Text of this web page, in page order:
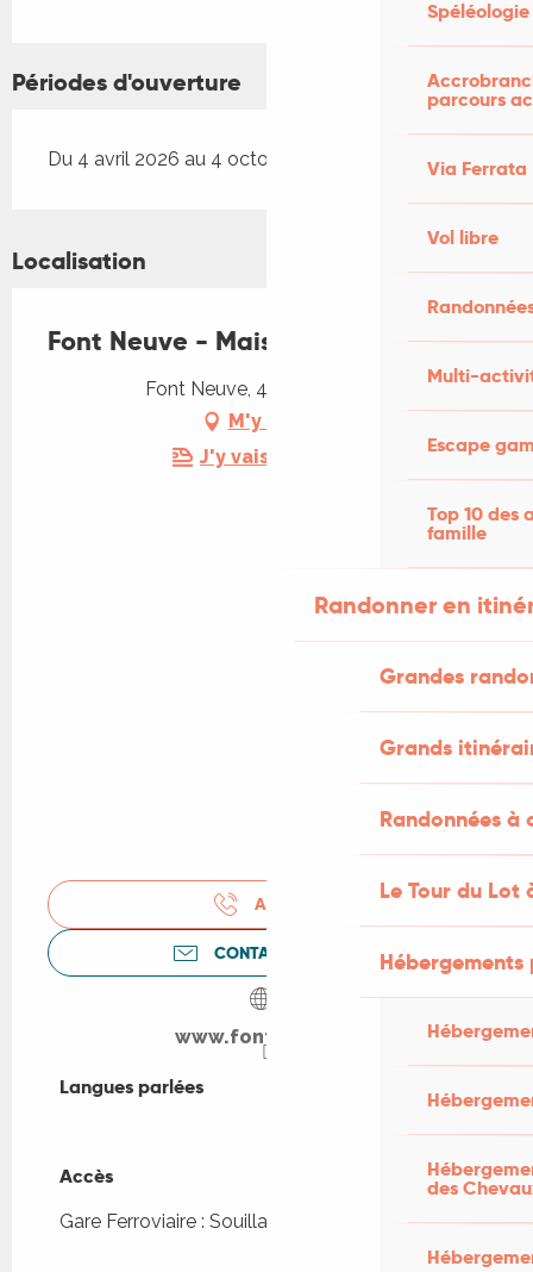
Spéléologie
parcours
Via Ferrata
Vol libre
Multi-
Escape
Top 10 des
famille
Randonner en
Grandes
Grands
Randonnées
Le Tour du Lot
des
Périodes d'ouverture
Du 4 avril 2026 au 4 octobre 2026
Localisation
Font Neuve - Maison Lavendel
Font Neuve, 46200 Souillac
M'y rendre
J'y vais en train !
APPELER
CONTACTEZ-NOUS
www.fontneuve.nl
Langues parlées
Langues parlées
Accès
Accès
Gare Ferroviaire : Souillac à 4km